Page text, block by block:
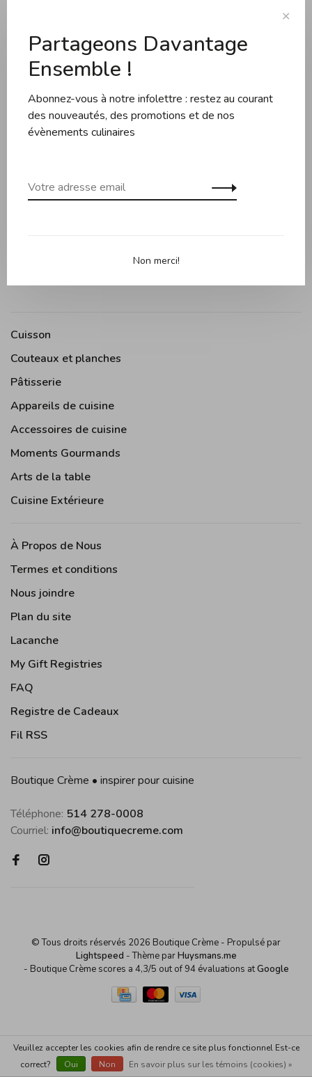
Courriel
Évaluations
0 évaluation
Ajouter un avis
Cuisson
Couteaux et planches
Pâtisserie
Appareils de cuisine
Accessoires de cuisine
Moments Gourmands
Arts de la table
Cuisine Extérieure
À Propos de Nous
Termes et conditions
Nous joindre
Plan du site
Lacanche
My Gift Registries
FAQ
Registre de Cadeaux
Fil RSS
Boutique Crème • inspirer pour cuisine
Téléphone: 514 278-0008
Courriel: info@boutiquecreme.com
© Tous droits réservés 2026 Boutique Crème - Propulsé par
Lightspeed - Thème parHuysmans.me
- Boutique Crème scores a 4,3/5 out of94 évaluations atGoogle
Veuillez accepter les cookies afin de rendre ce site plus fonctionnel Est-ce
correct?
Oui Non En savoir plus sur les témoins (cookies) »
✕
Partageons Davantage
Ensemble !
Abonnez-vous à notre infolettre : restez au courant
des nouveautés, des promotions et de nos
évènements culinaires
Non merci!